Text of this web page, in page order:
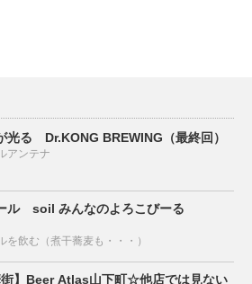
光る Dr.KONG BREWING（最終回）
アンテナ
ル soil みんなのよろこびーる
を飲む（煮干蕎麦も・・・）
街】Beer Atlas山下町☆他店では見ない